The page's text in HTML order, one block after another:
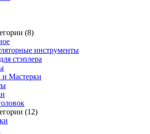
(8)
инструменты
стэплера
Мастерки
(12)